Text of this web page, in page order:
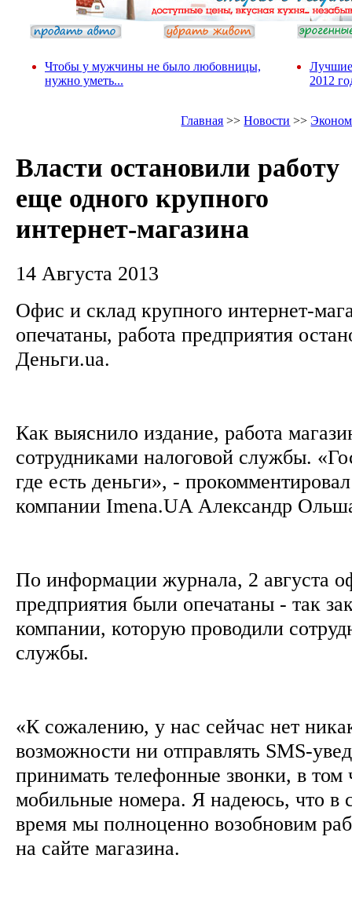
Чтобы у мужчины не было любовницы,
нужно уметь...
Лучшие
2012
Главная >>Новости >>
Власти остановили работу
еще одного крупного
интернет-магазина
14 Августа 2013
Офис и склад крупного интернет-
опечатаны, работа предприятия
Деньги.ua.
Как выяснило издание, работа
сотрудниками налоговой службы.
где есть деньги», -
компании Imena.UA Александр
По информации журнала, 2 августа
предприятия были опечатаны - так
компании, которую проводили
службы.
«К сожалению, у нас сейчас нет
возможности ни отправлять SMS-
принимать телефонные звонки, в том
мобильные номера. Я надеюсь, что в
время мы полноценно возобновим
на сайте магазина.